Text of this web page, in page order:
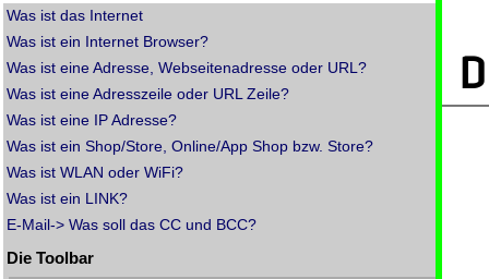
Was ist das Internet
Was ist ein Internet Browser?
Was ist eine Adresse, Webseitenadresse oder URL?
Was ist eine Adresszeile oder URL Zeile?
Was ist eine IP Adresse?
Was ist ein Shop/Store, Online/App Shop bzw. Store?
Was ist WLAN oder WiFi?
Was ist ein LINK?
E-Mail-> Was soll das CC und BCC?
Die Toolbar